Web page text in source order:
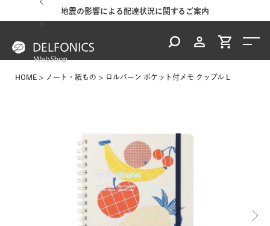
地震の影響による配達状況に関するご案内
HOME ノート・紙もの ロルバーン ポケット付メモ クッブル L